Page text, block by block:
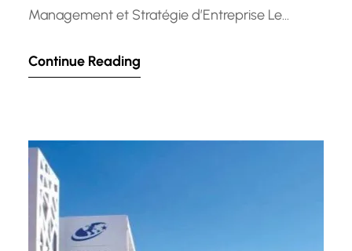
Management et Stratégie d’Entreprise Le
d’Entreprise est un programme d’études
de la gestion des entreprises. Ce diplôme ouvre
la voie à divers débouchés professionnels
passionnants et…
Continue Reading